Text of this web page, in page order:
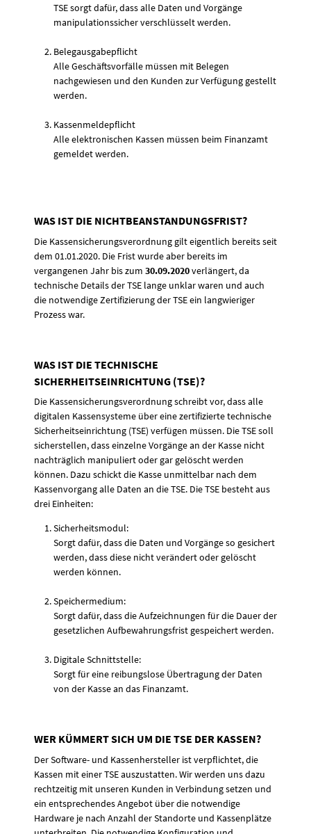
TSE sorgt dafür, dass alle Daten und Vorgänge
manipulationssicher verschlüsselt werden.
Belegausgabepflicht
Alle Geschäftsvorfälle müssen mit Belegen
nachgewiesen und den Kunden zur Verfügung gestellt
werden.
Kassenmeldepflicht
Alle elektronischen Kassen müssen beim Finanzamt
gemeldet werden.
WAS IST DIE NICHTBEANSTANDUNGSFRIST?
Die Kassensicherungsverordnung gilt eigentlich bereits seit
dem 01.01.2020. Die Frist wurde aber bereits im
vergangenen Jahr bis zum 30.09.2020verlängert, da
technische Details der TSE lange unklar waren und auch
die notwendige Zertifizierung der TSE ein langwieriger
Prozess war.
WAS IST DIE TECHNISCHE
SICHERHEITSEINRICHTUNG (TSE)?
Die Kassensicherungsverordnung schreibt vor, dass alle
digitalen Kassensysteme über eine zertifizierte technische
Sicherheitseinrichtung (TSE) verfügen müssen. Die TSE soll
sicherstellen, dass einzelne Vorgänge an der Kasse nicht
nachträglich manipuliert oder gar gelöscht werden
können. Dazu schickt die Kasse unmittelbar nach dem
Kassenvorgang alle Daten an die TSE. Die TSE besteht aus
drei Einheiten:
Sicherheitsmodul:
Sorgt dafür, dass die Daten und Vorgänge so gesichert
werden, dass diese nicht verändert oder gelöscht
werden können.
Speichermedium:
Sorgt dafür, dass die Aufzeichnungen für die Dauer der
gesetzlichen Aufbewahrungsfrist gespeichert werden.
Digitale Schnittstelle:
Sorgt für eine reibungslose Übertragung der Daten
von der Kasse an das Finanzamt.
WER KÜMMERT SICH UM DIE TSE DER KASSEN?
Der Software- und Kassenhersteller ist verpflichtet, die
Kassen mit einer TSE auszustatten. Wir werden uns dazu
rechtzeitig mit unseren Kunden in Verbindung setzen und
ein entsprechendes Angebot über die notwendige
Hardware je nach Anzahl der Standorte und Kassenplätze